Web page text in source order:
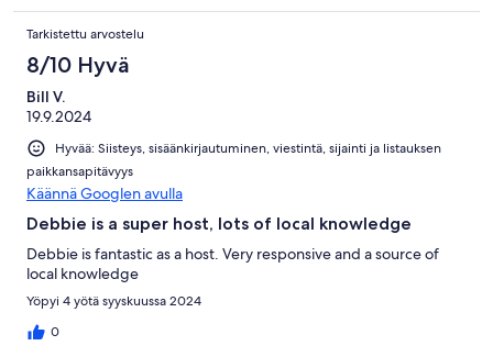
Tarkistettu arvostelu
8/10 Hyvä
Bill V.
19.9.2024
Hyvää: Siisteys, sisäänkirjautuminen, viestintä, sijainti ja listauksen
paikkansapitävyys
Käännä Googlen avulla
Debbie is a super host, lots of local knowledge
Debbie is fantastic as a host. Very responsive and a source of
local knowledge
Yöpyi 4 yötä syyskuussa 2024
0